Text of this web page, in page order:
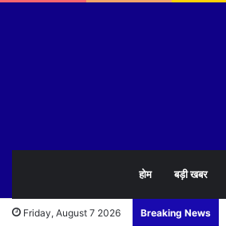
होम बड़ी खबर
Friday, August 7 2026 Breaking News